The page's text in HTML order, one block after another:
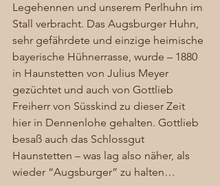
Legehennen und unserem Perlhuhn im
Stall verbracht. Das Augsburger Huhn,
sehr gefährdete und einzige heimische
bayerische Hühnerrasse, wurde – 1880
in Haunstetten von Julius Meyer
gezüchtet und auch von Gottlieb
Freiherr von Süsskind zu dieser Zeit
hier in Dennenlohe gehalten. Gottlieb
besaß auch das Schlossgut
Haunstetten – was lag also näher, als
wieder “Augsburger” zu halten…